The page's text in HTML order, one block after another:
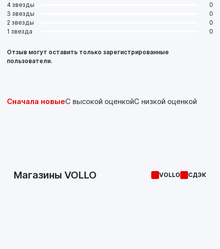
4 звезды
0
3 звезды
0
2 звезды
0
1 звезда
0
Отзыв могут оставить только зарегистрированные
пользователи.
Сначала новыеС высокой оценкойС низкой оценкой
Магазины VOLLO VOLLO СДЭК